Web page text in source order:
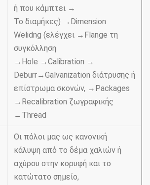
ή που κάμπτει →
Το διαμήκες) →Dimension
Welidng (ελέγχει →Flange τη
συγκόλληση
→Hole →Calibration →
Deburr→Galvanization διάτρυσης ή
επίστρωμα σκονών, →Packages
→Recalibration ζωγραφικής
→Thread
Οι πόλοι μας ως κανονική
κάλυψη από το δέμα χαλιών ή
αχύρου στην κορυφή και το
κατώτατο σημείο,